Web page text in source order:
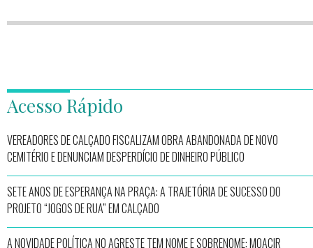
Acesso Rápido
VEREADORES DE CALÇADO FISCALIZAM OBRA ABANDONADA DE NOVO
CEMITÉRIO E DENUNCIAM DESPERDÍCIO DE DINHEIRO PÚBLICO
SETE ANOS DE ESPERANÇA NA PRAÇA: A TRAJETÓRIA DE SUCESSO DO
PROJETO “JOGOS DE RUA” EM CALÇADO
A NOVIDADE POLÍTICA NO AGRESTE TEM NOME E SOBRENOME: MOACIR